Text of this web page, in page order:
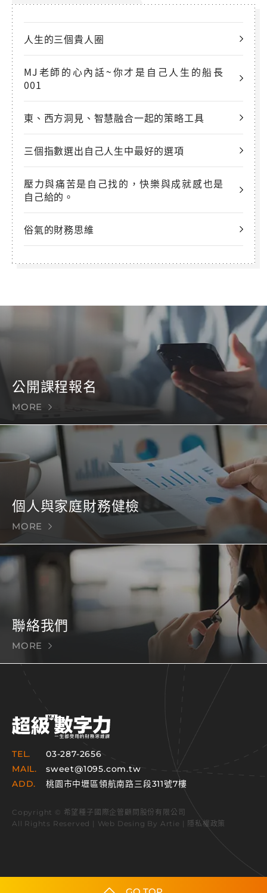
人生的三個貴人圈
MJ老師的心內話~你才是自己人生的船長
001
東、西方洞見、智慧融合一起的策略工具
三個指數選出自己人生中最好的選項
壓力與痛苦是自己找的，快樂與成就感也是
自己給的。
俗氣的財務思維
公開課程報名
MORE
個人與家庭財務健檢
MORE
聯絡我們
MORE
TEL.
03-287-2656
MAIL.
sweet@1095.com.tw
ADD.
桃園市中壢區領航南路三段311號7樓
Copyright © 希望種子國際企管顧問股份有限公司
All Rights Reserved | Web Desing By Artie | 隱私權政策